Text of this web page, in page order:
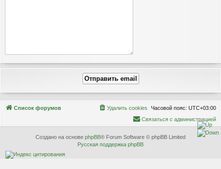
Список форумов Часовой пояс: UTC+03:00
Удалить cookies
Связаться с
Связаться с администрацией
Создано на основе phpBB® Forum Software © phpBB Limited
Русская поддержка phpBB